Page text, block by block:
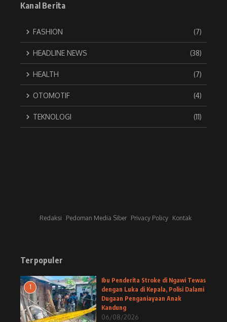
Kanal Berita
FASHION (7)
HEADLINE NEWS (38)
HEALTH (7)
OTOMOTIF (4)
TEKNOLOGI (11)
Redaksi Pedoman Media Siber Privacy Policy Kontak
Terpopuler
1
Ibu Penderita Stroke di Ngawi Tewas
dengan Luka di Kepala, Polisi Dalami
Dugaan Penganiayaan Anak
Kandung
06/08/2026